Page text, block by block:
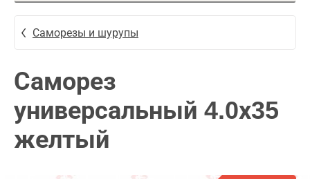
Саморезы и шурупы
Саморез
универсальный 4.0х35
желтый